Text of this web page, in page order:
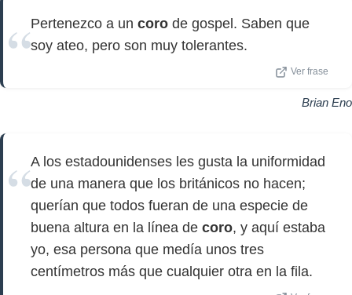
Pertenezco a un coro de gospel. Saben que
soy ateo, pero son muy tolerantes.
Ver frase
Brian Eno
A los estadounidenses les gusta la uniformidad
de una manera que los británicos no hacen;
querían que todos fueran de una especie de
buena altura en la línea de coro, y aquí estaba
yo, esa persona que medía unos tres
centímetros más que cualquier otra en la fila.